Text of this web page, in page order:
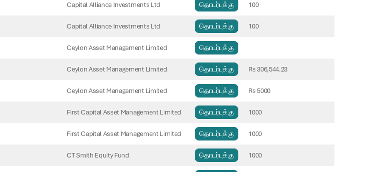
Capital Alliance Investments Ltd தொடர்புக்கு 100
Capital Alliance Investments Ltd தொடர்புக்கு 100
Ceylon Asset Management Limited தொடர்புக்கு
Ceylon Asset Management Limited தொடர்புக்கு Rs 306,544.23
Ceylon Asset Management Limited தொடர்புக்கு Rs 5000
First Capital Asset Management Limited தொடர்புக்கு 1000
First Capital Asset Management Limited தொடர்புக்கு 1000
CT Smith Equity Fund தொடர்புக்கு 1000